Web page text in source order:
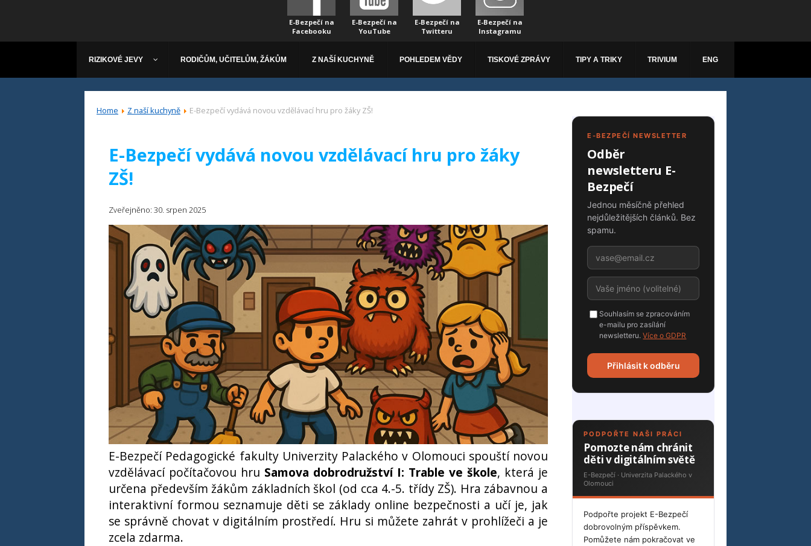
E-Bezpečí na
Facebooku
E-Bezpečí na
YouTube
E-Bezpečí na
Twitteru
E-Bezpečí na
Instagramu
RIZIKOVÉ JEVY RODIČŮM, UČITELŮM, ŽÁKŮM Z NAŠÍ KUCHYNĚ POHLEDEM VĚDY TISKOVÉ ZPRÁVY TIPY A TRIKY TRIVIUM ENG
Home Z naší kuchyně E-Bezpečí vydává novou vzdělávací hru pro žáky ZŠ!
E-BEZPEČÍ NEWSLETTER
Odběr
newsletteru E-
Bezpečí
Jednou měsíčně přehled
nejdůležitějších článků. Bez
spamu.
Souhlasím se zpracováním
e-mailu pro zasílání
newsletteru.Více o GDPR
Přihlásit k odběru
PODPOŘTE NAŠI PRÁCI
Pomozte nám chránit
děti v digitálním světě
E-Bezpečí · Univerzita Palackého v
Olomouci
Podpořte projekt E-Bezpečí
dobrovolným příspěvkem.
Pomůžete nám pokračovat ve
E-Bezpečí vydává novou vzdělávací hru pro žáky
ZŠ!
Zveřejněno: 30. srpen 2025
E-Bezpečí Pedagogické fakulty Univerzity Palackého v Olomouci spouští novou
vzdělávací počítačovou hru Samova dobrodružství I: Trable ve škole, která je
určena především žákům základních škol (od cca 4.-5. třídy ZŠ). Hra zábavnou a
interaktivní formou seznamuje děti se základy online bezpečnosti a učí je, jak
se správně chovat v digitálním prostředí. Hru si můžete zahrát v prohlížeči a je
zcela zdarma.